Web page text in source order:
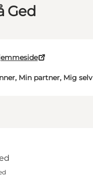
Ged
Min partner, Mig selv